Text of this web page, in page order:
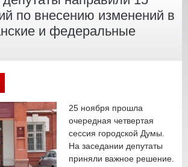
по внесению изменений в
и федеральные
25 ноября прошла
очередная четвертая
сессия городской Думы.
На заседании депутаты
приняли важное решение.